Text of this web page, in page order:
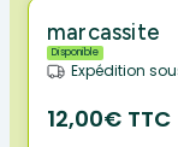
marcassite
Disponible
Expédition
12,00€ TTC